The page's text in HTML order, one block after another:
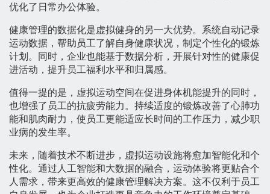
优化了日常办公体验。
健康管理的数据化是虚拟健身的另一大优势。系统自动记录
运动数据，帮助员工了解自身健康状况，制定个性化的锻炼
计划。同时，企业也能基于数据分析，开展针对性的健康促
进活动，提升员工福利水平和归属感。
值得一提的是，虚拟运动空间在促进身体机能提升的同时，
也增强了员工的抗疲劳能力。持续适度的锻炼改善了心肺功
能和肌肉耐力，使员工更能适应长时间的工作压力，减少职
业病的发生率。
未来，随着技术不断进步，虚拟运动设施将愈加智能化和个
性化。通过人工智能和大数据的融合，运动体验将更贴合个
人需求，带来更高效的健康管理解决方案。这不仅利于员工